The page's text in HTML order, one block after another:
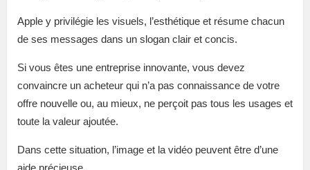
Apple y privilégie les visuels, l’esthétique et résume chacun
de ses messages dans un slogan clair et concis.
Si vous êtes une entreprise innovante, vous devez
convaincre un acheteur qui n’a pas connaissance de votre
offre nouvelle ou, au mieux, ne perçoit pas tous les usages et
toute la valeur ajoutée.
Dans cette situation, l’image et la vidéo peuvent être d’une